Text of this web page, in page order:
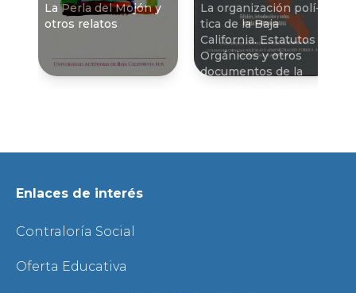
La Perla del Mojón y
otros relatos
La organización polí­
tica de la Baja
California. Estatutos
Orgánicos y otros
documentos de la
Enlaces de interés
Contraloría Social
Oferta Educativa